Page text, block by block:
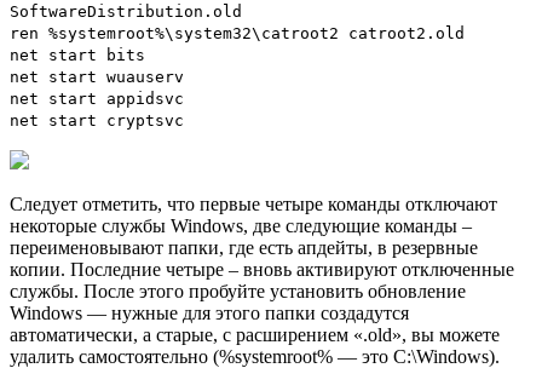
SoftwareDistribution.old
ren %systemroot%\system32\catroot2 catroot2.old
net start bits
net start wuauserv
net start appidsvc
net start cryptsvc
Следует отметить, что первые четыре команды отключают
некоторые службы Windows, две следующие команды –
переименовывают папки, где есть апдейты, в резервные
копии. Последние четыре – вновь активируют отключенные
службы. После этого пробуйте установить обновление
Windows — нужные для этого папки создадутся
автоматически, а старые, с расширением «.old», вы можете
удалить самостоятельно (%systemroot% — это C:\Windows).